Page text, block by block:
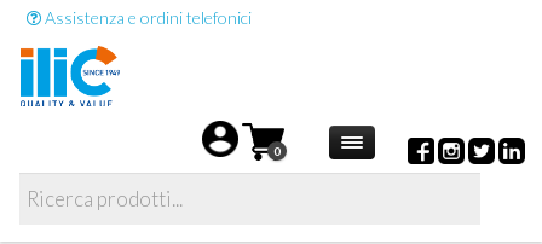
Assistenza e ordini telefonici
0